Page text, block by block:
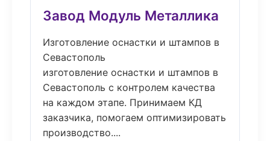
Завод Модуль Металлика
Изготовление оснастки и штампов в
Севастополь
изготовление оснастки и штампов в
Севастополь с контролем качества
на каждом этапе. Принимаем КД
заказчика, помогаем оптимизировать
производство....